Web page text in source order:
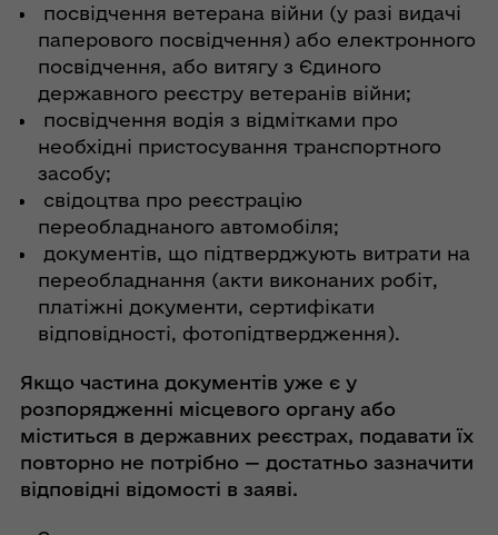
посвідчення ветерана війни (у разі видачі
паперового посвідчення) або електронного
посвідчення, або витягу з Єдиного
державного реєстру ветеранів війни;
посвідчення водія з відмітками про
необхідні пристосування транспортного
засобу;
свідоцтва про реєстрацію
переобладнаного автомобіля;
документів, що підтверджують витрати на
переобладнання (акти виконаних робіт,
платіжні документи, сертифікати
відповідності, фотопідтвердження).
Якщо частина документів уже є у
розпорядженні місцевого органу або
міститься в державних реєстрах, подавати їх
повторно не потрібно — достатньо зазначити
відповідні відомості в заяві.